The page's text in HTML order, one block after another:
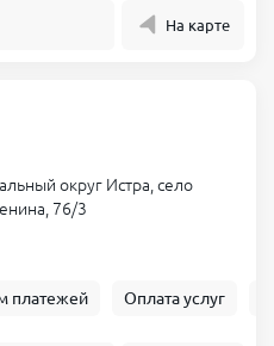
На карте
округ Истра, село
76/3
платежей Оплата услуг